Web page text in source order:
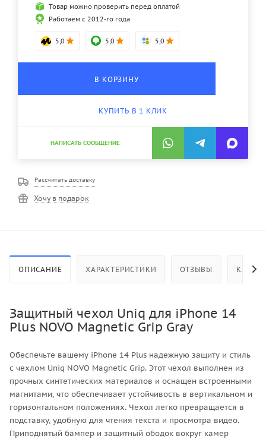
Товар можно проверить перед оплатой
Работаем с 2012-го года
5,0 5,0 5,0
В КОРЗИНУ
КУПИТЬ В 1 КЛИК
НАПИСАТЬ СООБЩЕНИЕ
Рассчитать доставку
Хочу в подарок
ОПИСАНИЕ ХАРАКТЕРИСТИКИ ОТЗЫВЫ КАК
Защитный чехол Uniq для iPhone 14
Plus NOVO Magnetic Grip Gray
Обеспечьте вашему iPhone 14 Plus надежную защиту и стиль
с чехлом Uniq NOVO Magnetic Grip. Этот чехол выполнен из
прочных синтетических материалов и оснащен встроенными
магнитами, что обеспечивает устойчивость в вертикальном и
горизонтальном положениях. Чехол легко превращается в
подставку, удобную для чтения текста и просмотра видео.
Приподнятый бампер и защитный ободок вокруг камер